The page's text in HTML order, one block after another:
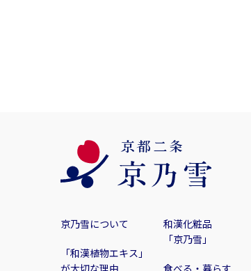
京乃雪について
「和漢植物エキス」
が大切な理由
和漢化粧品
「京乃雪」
食べる・暮らす